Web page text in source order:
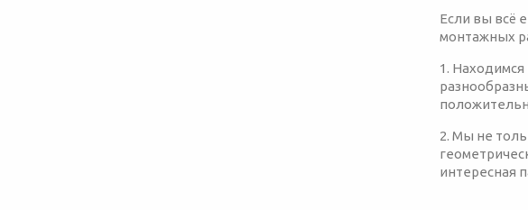
Если вы всё
монтажных
1. Находимся
2. Мы не
интересная